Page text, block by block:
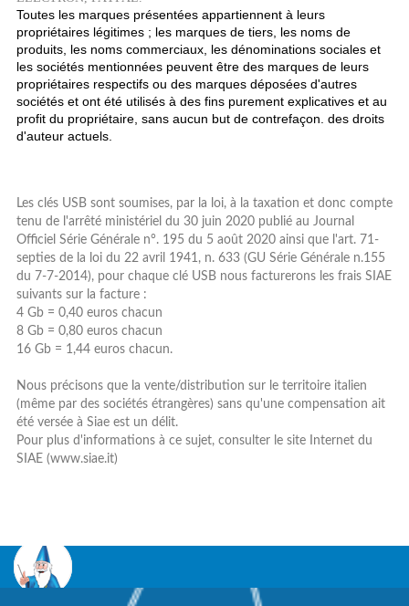
Toutes les marques présentées appartiennent à leurs
propriétaires légitimes ; les marques de tiers, les noms de
produits, les noms commerciaux, les dénominations sociales et
les sociétés mentionnées peuvent être des marques de leurs
propriétaires respectifs ou des marques déposées d'autres
sociétés et ont été utilisés à des fins purement explicatives et au
profit du propriétaire, sans aucun but de contrefaçon. des droits
d'auteur actuels.
Les clés USB sont soumises, par la loi, à la taxation et donc compte
tenu de l'arrêté ministériel du 30 juin 2020 publié au Journal
Officiel Série Générale n°. 195 du 5 août 2020 ainsi que l'art. 71-
septies de la loi du 22 avril 1941, n. 633 (GU Série Générale n.155
du 7-7-2014), pour chaque clé USB nous facturerons les frais SIAE
suivants sur la facture :
4 Gb = 0,40 euros chacun
8 Gb = 0,80 euros chacun
16 Gb = 1,44 euros chacun.
Nous précisons que la vente/distribution sur le territoire italien
(même par des sociétés étrangères) sans qu'une compensation ait
été versée à Siae est un délit.
Pour plus d'informations à ce sujet, consulter le site Internet du
SIAE (www.siae.it)